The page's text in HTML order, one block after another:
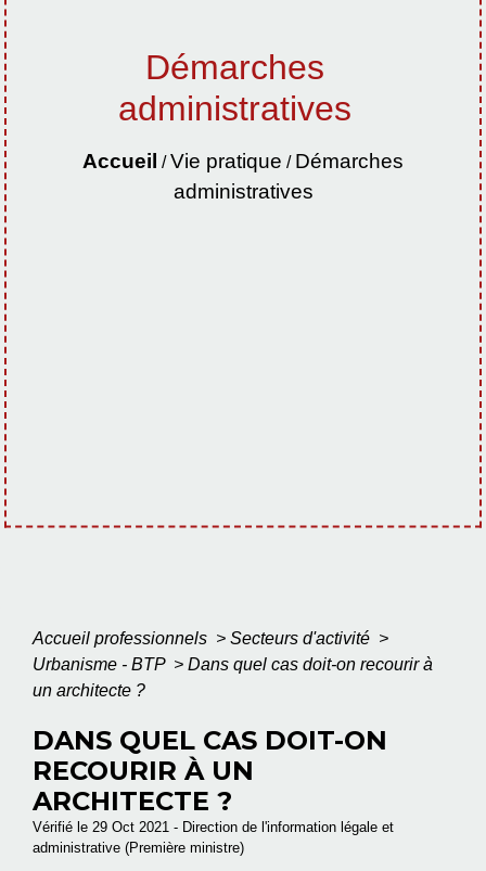
Démarches
administratives
Accueil /Vie pratique / Démarches
administratives
Accueil professionnels > Secteurs d'activité >
Urbanisme - BTP > Dans quel cas doit-on recourir à
un architecte ?
DANS QUEL CAS DOIT-ON
RECOURIR À UN
ARCHITECTE ?
Vérifié le 29 Oct 2021 - Direction de l'information légale et
administrative (Première ministre)